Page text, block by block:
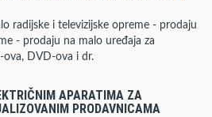
radijske i televizijske opreme - prodaju
- prodaju na malo uređaja za
ova, DVD-ova i dr.
APARATIMA ZA
PRODAVNICAMA